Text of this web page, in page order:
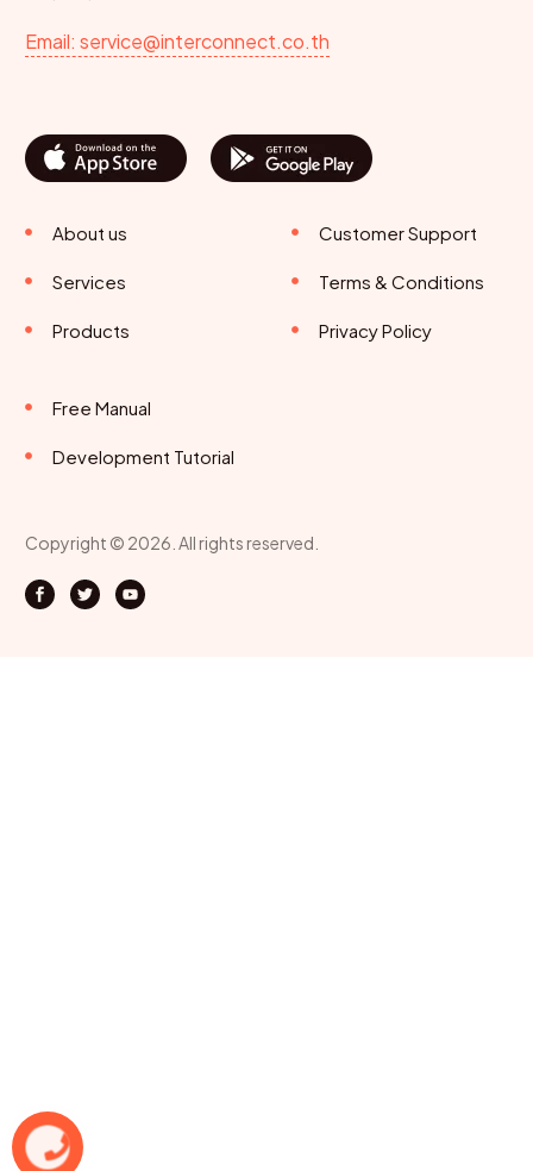
Email: service@interconnect.co.th
About us
Services
Products
Customer Support
Terms & Conditions
Privacy Policy
Free Manual
Development Tutorial
Copyright © 2026. All rights reserved.